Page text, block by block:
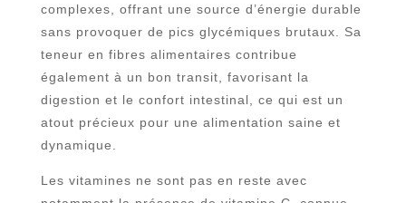
complexes, offrant une source d’énergie durable
sans provoquer de pics glycémiques brutaux. Sa
teneur en fibres alimentaires contribue
également à un bon transit, favorisant la
digestion et le confort intestinal, ce qui est un
atout précieux pour une alimentation saine et
dynamique.
Les vitamines ne sont pas en reste avec